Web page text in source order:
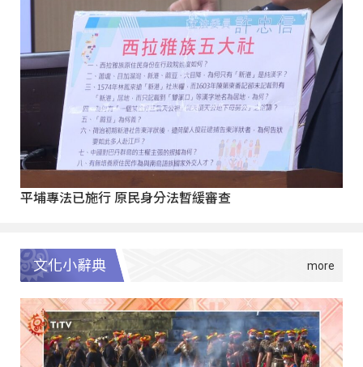
平埔專法已施行 原民身分法暫緩審查
文化小辭典